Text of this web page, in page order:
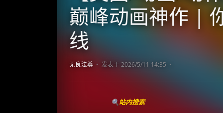
巅峰动画神作 |
线
无良法尊 发表于 2026/5/11 14:35
🔍站内搜索